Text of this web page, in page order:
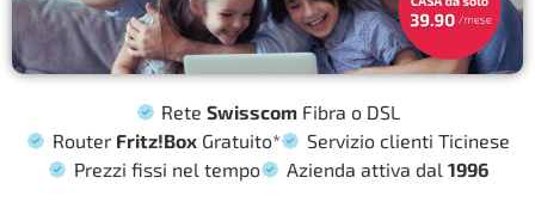
ReteSwisscom Fibra o DSL
Router Fritz!BoxGratuito*
Servizio clienti Ticinese
Prezzi fissi nel tempo
Azienda attiva dal 1996